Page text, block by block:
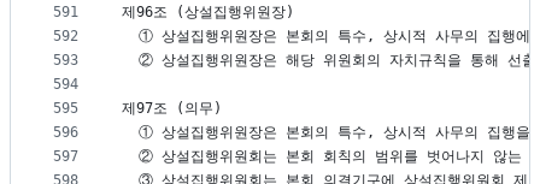
591
592
593
594
595
596
597
제96조 (상설집행위원장)
① 상설집행위원장은 본회의 특수, 상시적 사무의 집행에
② 상설집행위원장은 해당 위원회의 자치규칙을 통해 선
제97조 (의무)
① 상설집행위원장은 본회의 특수, 상시적 사무의 집행을
② 상설집행위원회는 본회 회칙의 범위를 벗어나지 않는